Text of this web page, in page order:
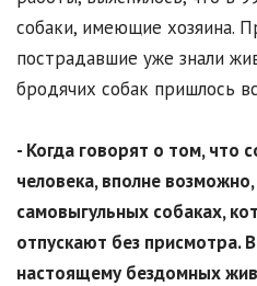
собаки, имеющие хозяина.
пострадавшие уже знали
бродячих собак пришлось
- Когда говорят о том, что
человека, вполне
самовыгульных собаках,
отпускают без присмотра.
настоящему бездомных